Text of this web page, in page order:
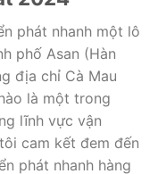
phát nhanh một lô
phố Asan (Hàn
địa chỉ Cà Mau
là một trong
lĩnh vực vận
cam kết đem đến
phát nhanh hàng